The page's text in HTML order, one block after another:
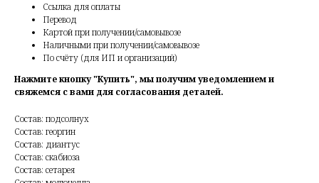
Ссылка для оплаты
Перевод
Картой при получении/самовывозе
Наличными при получении/самовывозе
По счёту (для ИП и организаций)
Нажмите кнопку "Купить", мы получим уведомлением и
свяжемся с вами для согласования деталей.
Состав: подсолнух
Состав: георгин
Состав: диантус
Состав: скабиоза
Состав: сетарея